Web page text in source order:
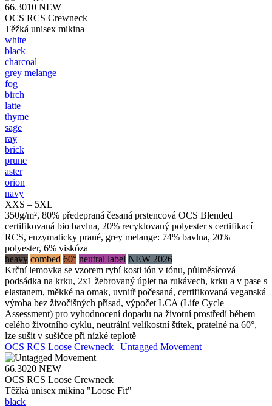
66.3010 NEW
OCS RCS Crewneck
Těžká unisex mikina
white
black
charcoal
grey melange
fog
birch
latte
thyme
sage
ray
brick
prune
aster
orion
navy
XXS – 5XL
350g/m², 80% předepraná česaná prstencová OCS Blended
certifikovaná bio bavlna, 20% recyklovaný polyester s certifikací
RCS, enzymaticky prané, grey melange: 74% bavlna, 20%
polyester, 6% viskóza
heavy combed 60° neutral label NEW 2026
Krční lemovka se vzorem rybí kosti tón v tónu, půlměsícová
podsádka na krku, 2x1 žebrovaný úplet na rukávech, krku a v pase s
elastanem, měkké na omak, uvnitř počesaná, certifikovaná veganská
výroba bez živočišných přísad, výpočet LCA (Life Cycle
Assessment) pro vyhodnocení dopadu na životní prostředí během
celého životního cyklu, neutrální velikostní štítek, pratelné na 60°,
lze sušit v sušičce při nízké teplotě
OCS RCS Loose Crewneck | Untagged Movement
66.3020 NEW
OCS RCS Loose Crewneck
Těžká unisex mikina "Loose Fit"
black